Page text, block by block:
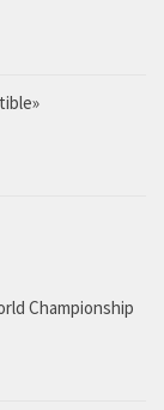
Championship